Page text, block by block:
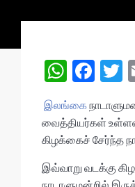
W
at
s
A
F
e
b
o
இலங்கை
வைத்தியர்கள்
கிழக்கைச் சேர்ந்த
இவ்வாறு வடக்கு